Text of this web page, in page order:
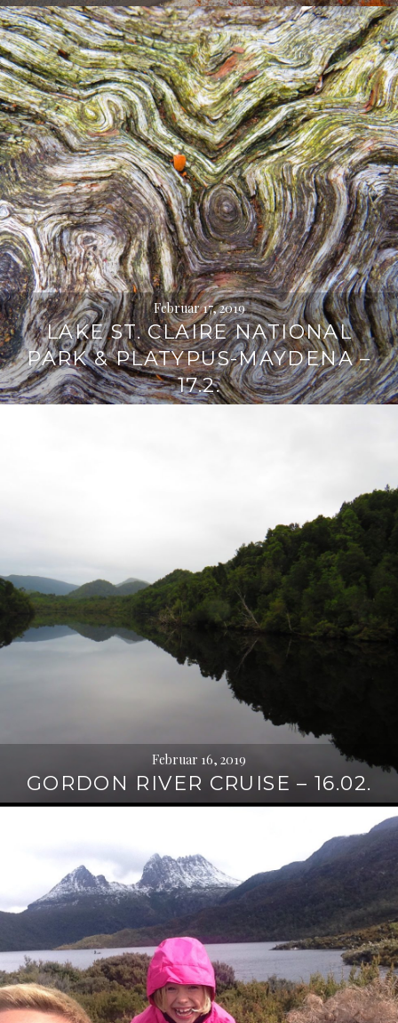
Februar 17, 2019
LAKE ST. CLAIRE NATIONAL
PARK & PLATYPUS-MAYDENA –
17.2.
Februar 16, 2019
GORDON RIVER CRUISE – 16.02.